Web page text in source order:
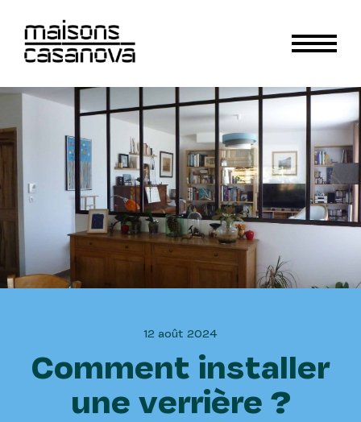
12 août 2024
Comment installer
une verrière ?